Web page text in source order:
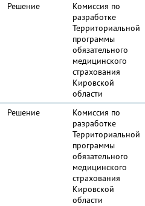
Решение
Комиссия по
разработке
Территориальной
программы
обязательного
медицинского
страхования
Кировской
области
Решение
Комиссия по
разработке
Территориальной
программы
обязательного
медицинского
страхования
Кировской
области